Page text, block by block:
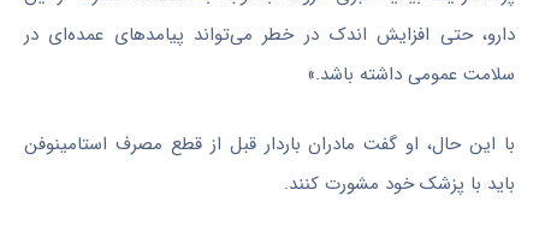
دارو، حتی افزایش اندک در خطر می‌تواند پیامدهای عمده‌ای در
سلامت عمومی داشته باشد.»
با این حال، او گفت مادران باردار قبل از قطع مصرف استامینوفن
باید با پزشک خود مشورت کنند.